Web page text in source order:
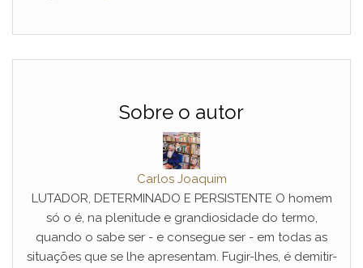
Sobre o autor
Carlos Joaquim
LUTADOR, DETERMINADO E PERSISTENTE O homem
só o é, na plenitude e grandiosidade do termo,
quando o sabe ser - e consegue ser - em todas as
situações que se lhe apresentam. Fugir-lhes, é demitir-